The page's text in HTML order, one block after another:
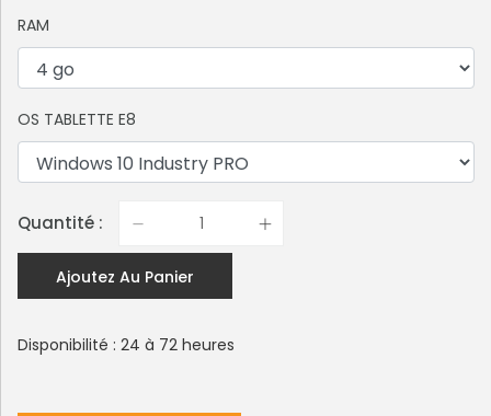
RAM
OS TABLETTE E8
Quantité :
Ajoutez Au Panier
Disponibilité : 24 à 72 heures